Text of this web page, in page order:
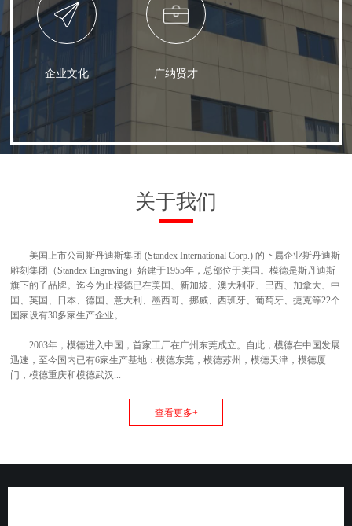
企业文化 广纳贤才
关于我们
美国上市公司斯丹迪斯集团 (Standex International Corp.) 的下属企业斯丹迪斯
雕刻集团（Standex Engraving）始建于1955年，总部位于美国。模德是斯丹迪斯
旗下的子品牌。迄今为止模德已在美国、新加坡、澳大利亚、巴西、加拿大、中
国、英国、日本、德国、意大利、墨西哥、挪威、西班牙、葡萄牙、捷克等22个
国家设有30多家生产企业。
2003年，模德进入中国，首家工厂在广州东莞成立。自此，模德在中国发展
迅速，至今国内已有6家生产基地：模德东莞，模德苏州，模德天津，模德厦
门，模德重庆和模德武汉...
查看更多+